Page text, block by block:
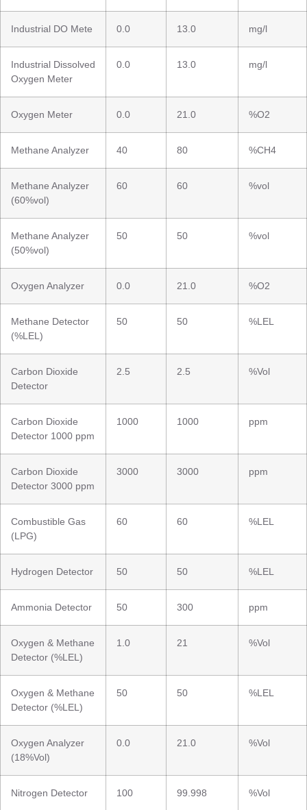
Industrial DO Mete 0.0 13.0 mg/l
Industrial Dissolved
Oxygen Meter
0.0 13.0 mg/l
Oxygen Meter 0.0 21.0 %O2
Methane Analyzer 40 80 %CH4
Methane Analyzer
(60%vol)
60 60 %vol
Methane Analyzer
(50%vol)
50 50 %vol
Oxygen Analyzer 0.0 21.0 %O2
Methane Detector
(%LEL)
50 50 %LEL
Carbon Dioxide
Detector
2.5 2.5 %Vol
Carbon Dioxide
Detector 1000 ppm
1000 1000 ppm
Carbon Dioxide
Detector 3000 ppm
3000 3000 ppm
Combustible Gas
(LPG)
60 60 %LEL
Hydrogen Detector 50 50 %LEL
Ammonia Detector 50 300 ppm
Oxygen & Methane
Detector (%LEL)
1.0 21 %Vol
Oxygen & Methane
Detector (%LEL)
50 50 %LEL
Oxygen Analyzer
(18%Vol)
0.0 21.0 %Vol
Nitrogen Detector 100 99.998 %Vol